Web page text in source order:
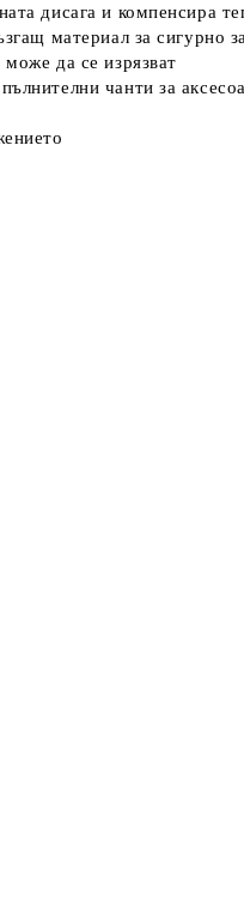
дисага и компенсира
материал за сигурно
да се изрязват
чанти за